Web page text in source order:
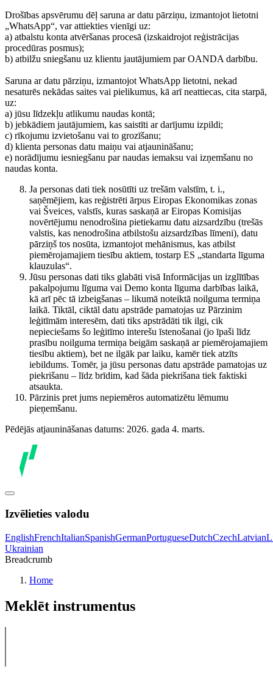
Drošības apsvērumu dēļ saruna ar datu pārziņu, izmantojot lietotni
„WhatsApp“, var attiekties vienīgi uz:
a) atbalstu konta atvēršanas procesā (izskaidrojot reģistrācijas
procedūras posmus);
b) atbilžu sniegšanu uz klientu jautājumiem par OANDA darbību.
Saruna ar datu pārziņu, izmantojot WhatsApp lietotni, nekad
nesaturēs nekādas saites vai pielikumus, kā arī neattiecas, cita starpā,
uz:
a) jūsu līdzekļu atlikumu naudas kontā;
b) jebkādiem jautājumiem, kas saistīti ar darījumu izpildi;
c) rīkojumu izvietošanu vai to grozīšanu;
d) klienta personas datu maiņu vai atjaunināšanu;
e) norādījumu iesniegšanu par naudas iemaksu vai izņemšanu no
naudas konta.
Ja personas dati tiek nosūtīti uz trešām valstīm, t. i.,
saņēmējiem, kas reģistrēti ārpus Eiropas Ekonomikas zonas
vai Šveices, valstīs, kuras saskaņā ar Eiropas Komisijas
novērtējumu nenodrošina pietiekamu datu aizsardzību (trešās
valstis, kas nenodrošina atbilstošu aizsardzības līmeni), datu
pārziņš tos nosūta, izmantojot mehānismus, kas atbilst
piemērojamajiem tiesību aktiem, tostarp ES „standarta līguma
klauzulas“.
Jūsu personas dati tiks glabāti visā Informācijas un izglītības
pakalpojumu līguma vai Demo konta līguma darbības laikā,
kā arī pēc tā izbeigšanas – likumā noteiktā noilguma termiņa
laikā. Tiktāl, ciktāl datu apstrāde pamatojas uz Pārzinim
leģitīmām interesēm, dati tiks apstrādāti tik ilgi, cik
nepieciešams šo leģitīmo interešu īstenošanai (jo īpaši līdz
prasību noilguma termiņa beigām saskaņā ar piemērojamajiem
tiesību aktiem), bet ne ilgāk par laiku, kamēr tiek atzīts
iebildums. Tomēr, ja jūsu personas datu apstrāde pamatojas uz
piekrišanu – līdz brīdim, kad šāda piekrišana tiek faktiski
atsaukta.
Pārzinis pret jums nepiemēros automatizētu lēmumu
pieņemšanu.
Pēdējās atjaunināšanas datums: 2026. gada 4. marts.
Izvēlieties valodu
EnglishFrenchItalianSpanishGermanPortugueseDutchCzechLatvian
Ukrainian
Breadcrumb
Home
Meklēt instrumentus